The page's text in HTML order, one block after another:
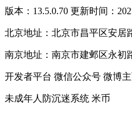
版本：13.5.0.70 更新时间：
北京地址：北京市昌平区安居
南京地址：南京市建邺区永初
开发者平台 微信公众号 微博
未成年人防沉迷系统 米币